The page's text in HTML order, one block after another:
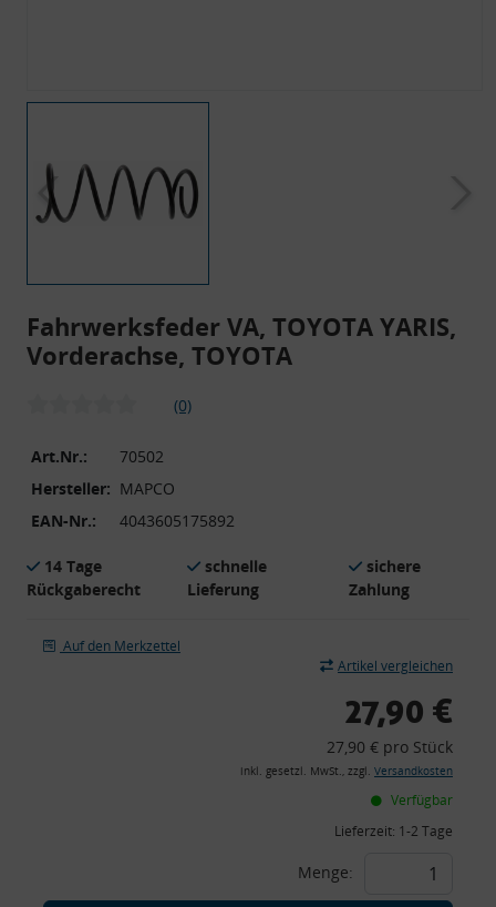
Fahrwerksfeder VA, TOYOTA YARIS,
Vorderachse, TOYOTA
(0)
Art.Nr.:
70502
Hersteller: MAPCO
EAN-Nr.:
4043605175892
14 Tage
Rückgaberecht
schnelle
Lieferung
sichere
Zahlung
Auf den Merkzettel
Artikel vergleichen
27,90 €
27,90 € pro Stück
inkl. gesetzl. MwSt., zzgl. Versandkosten
Verfügbar
Lieferzeit: 1-2 Tage
Menge: